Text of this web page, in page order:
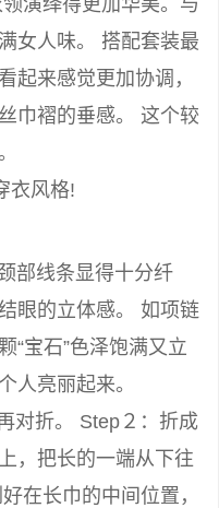
女人味。 搭配套装最
起来感觉更加协调，
巾褶的垂感。 这个较
衣风格!
部线条显得十分纤
眼的立体感。 如项链
“宝石”色泽饱满又立
人亮丽起来。
对折。 Step２：折成
，把长的一端从下往
在长巾的中间位置，